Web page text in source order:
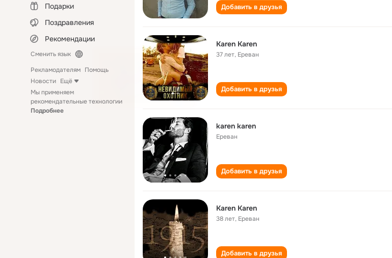
Подарки
Поздравления
Рекомендации
Сменить язык
Рекламодателям Помощь
Новости Ещё
Мы применяем
рекомендательные технологии
Подробнее
Добавить в друзья
Karen Karen
37 лет, Ереван
Добавить в друзья
karen karen
Ереван
Добавить в друзья
Karen Karen
38 лет, Ереван
Добавить в друзья